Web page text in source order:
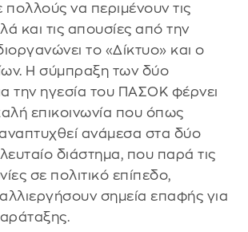
πολλούς να περιμένουν τις
και τις απουσίες από την
το «Δίκτυο» και ο
Η σύμπραξη των δύο
την ηγεσία του ΠΑΣΟΚ φέρνει
επικοινωνία που όπως
αναπτυχθεί ανάμεσα στα δύο
διάστημα, που παρά τις
σε πολιτικό επίπεδο,
σημεία επαφής για